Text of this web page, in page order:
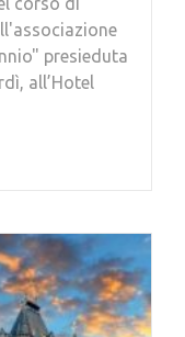
presieduta
all’Hotel